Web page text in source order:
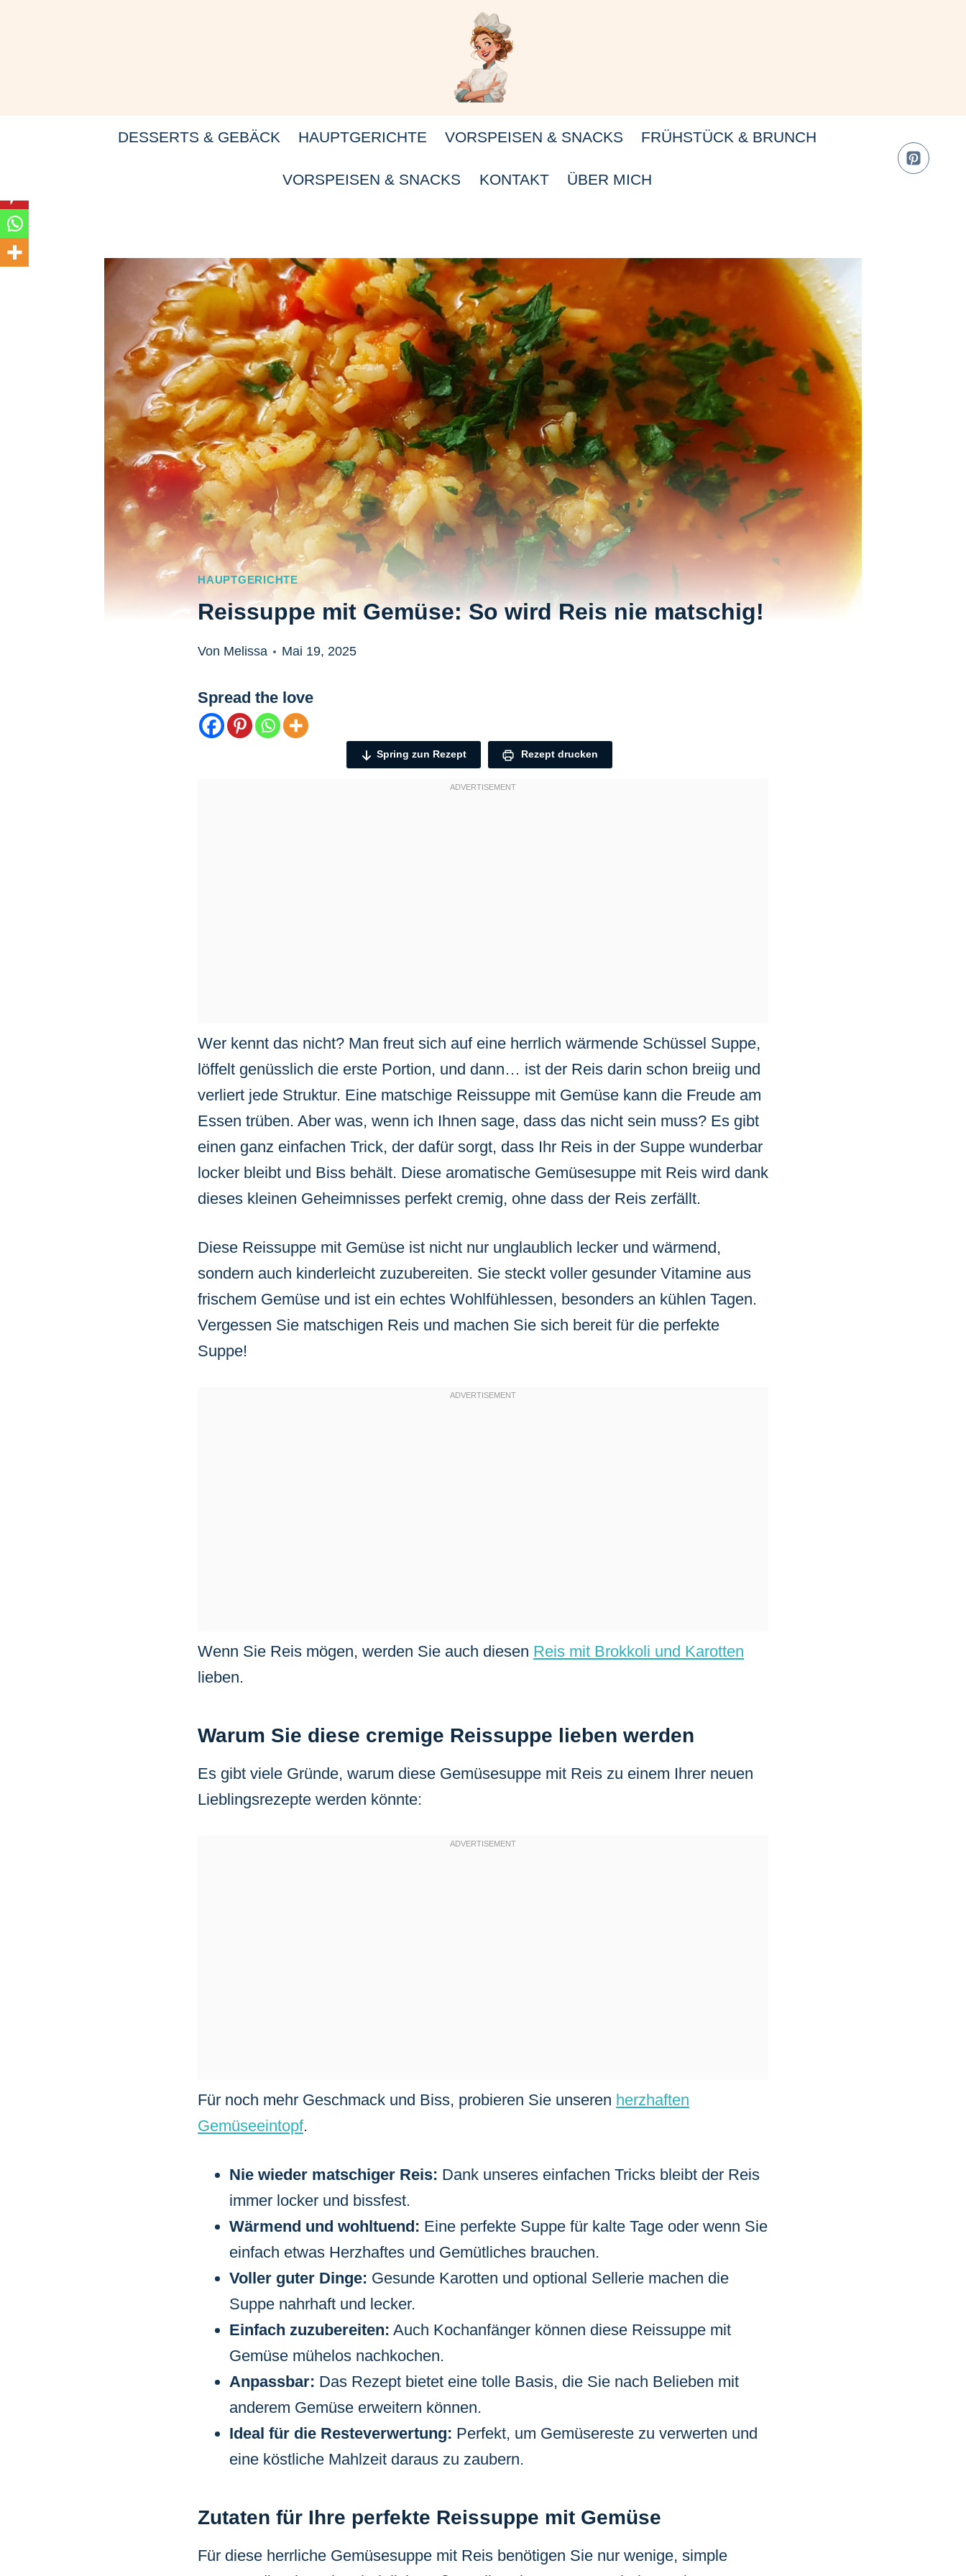
DESSERTS & GEBÄCK HAUPTGERICHTE VORSPEISEN & SNACKS FRÜHSTÜCK & BRUNCH
VORSPEISEN & SNACKS KONTAKT ÜBER MICH
HAUPTGERICHTE
Reissuppe mit Gemüse: So wird Reis nie matschig!
Von Melissa Mai 19, 2025
Spread the love
Spring zun Rezept Rezept drucken
Wer kennt das nicht? Man freut sich auf eine herrlich wärmende Schüssel Suppe,
löffelt genüsslich die erste Portion, und dann… ist der Reis darin schon breiig und
verliert jede Struktur. Eine matschige Reissuppe mit Gemüse kann die Freude am
Essen trüben. Aber was, wenn ich Ihnen sage, dass das nicht sein muss? Es gibt
einen ganz einfachen Trick, der dafür sorgt, dass Ihr Reis in der Suppe wunderbar
locker bleibt und Biss behält. Diese aromatische Gemüsesuppe mit Reis wird dank
dieses kleinen Geheimnisses perfekt cremig, ohne dass der Reis zerfällt.
Diese Reissuppe mit Gemüse ist nicht nur unglaublich lecker und wärmend,
sondern auch kinderleicht zuzubereiten. Sie steckt voller gesunder Vitamine aus
frischem Gemüse und ist ein echtes Wohlfühlessen, besonders an kühlen Tagen.
Vergessen Sie matschigen Reis und machen Sie sich bereit für die perfekte
Suppe!
Wenn Sie Reis mögen, werden Sie auch diesen Reis mit Brokkoli und Karotten
lieben.
Warum Sie diese cremige Reissuppe lieben werden
Es gibt viele Gründe, warum diese Gemüsesuppe mit Reis zu einem Ihrer neuen
Lieblingsrezepte werden könnte:
Für noch mehr Geschmack und Biss, probieren Sie unseren herzhaften
Gemüseeintopf.
Nie wieder matschiger Reis: Dank unseres einfachen Tricks bleibt der Reis
immer locker und bissfest.
Wärmend und wohltuend: Eine perfekte Suppe für kalte Tage oder wenn Sie
einfach etwas Herzhaftes und Gemütliches brauchen.
Voller guter Dinge: Gesunde Karotten und optional Sellerie machen die
Suppe nahrhaft und lecker.
Einfach zuzubereiten: Auch Kochanfänger können diese Reissuppe mit
Gemüse mühelos nachkochen.
Anpassbar: Das Rezept bietet eine tolle Basis, die Sie nach Belieben mit
anderem Gemüse erweitern können.
Ideal für die Resteverwertung: Perfekt, um Gemüsereste zu verwerten und
eine köstliche Mahlzeit daraus zu zaubern.
Zutaten für Ihre perfekte Reissuppe mit Gemüse
Für diese herrliche Gemüsesuppe mit Reis benötigen Sie nur wenige, simple